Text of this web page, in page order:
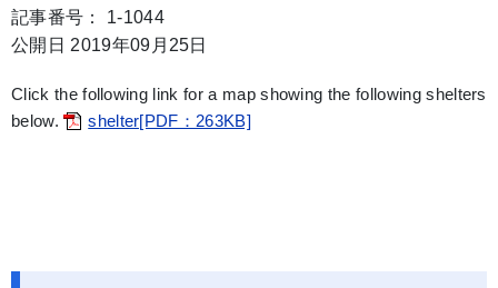
記事番号： 1-1044
公開日 2019年09月25日
Click the following link for a map showing the following shelters
below.
shelter[PDF：263KB]